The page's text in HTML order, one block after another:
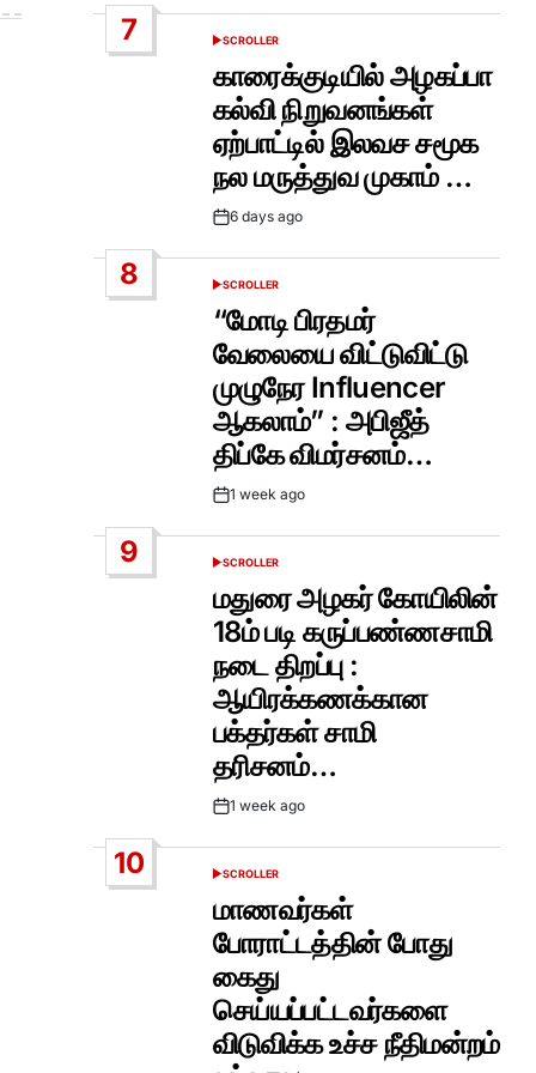
7
POSTED
SCROLLER
காரைக்குடியில் அழகப்பா
கல்வி நிறுவனங்கள்
ஏற்பாட்டில் இலவச சமூக
நல மருத்துவ முகாம் …
Post6 days ago
8
POSTED
SCROLLER
“மோடி பிரதமர்
வேலையை விட்டுவிட்டு
முழுநேர Influencer
ஆகலாம்” : அபிஜீத்
திப்கே விமர்சனம்…
Post1 week ago
9
POSTED
SCROLLER
மதுரை அழகர் கோயிலின்
18ம் படி கருப்பண்ணசாமி
நடை திறப்பு :
ஆயிரக்கணக்கான
பக்தர்கள் சாமி
தரிசனம்…
Post1 week ago
10
POSTED
SCROLLER
மாணவர்கள்
போராட்டத்தின் போது
கைது
செய்யப்பட்டவர்களை
விடுவிக்க உச்ச நீதிமன்றம்